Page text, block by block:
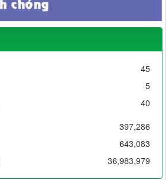
45
5
40
397,286
643,083
36,983,979